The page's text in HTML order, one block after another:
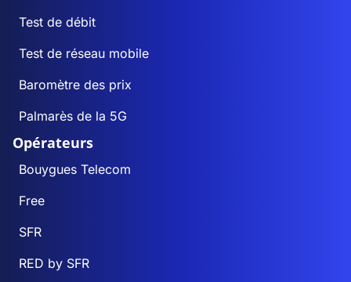
Test de débit
Test de réseau mobile
Baromètre des prix
Palmarès de la 5G
Opérateurs
Bouygues Telecom
Free
SFR
RED by SFR